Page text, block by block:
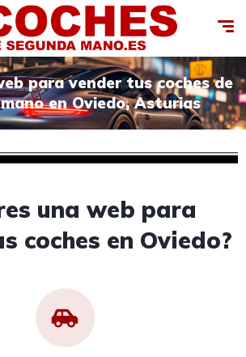
para vender tus coches de
en Oviedo, Asturias
una web para
coches en Oviedo?